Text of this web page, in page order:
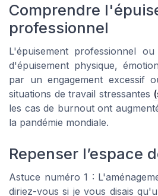
Comprendre
professionnel
L'épuisement professionnel
d'épuisement physique,
par un engagement excessif
situations de travail stressantes
les cas de burnout ont
la pandémie mondiale.
Repenser l’espace
Astuce numéro 1 :
diriez-vous si je vous disais